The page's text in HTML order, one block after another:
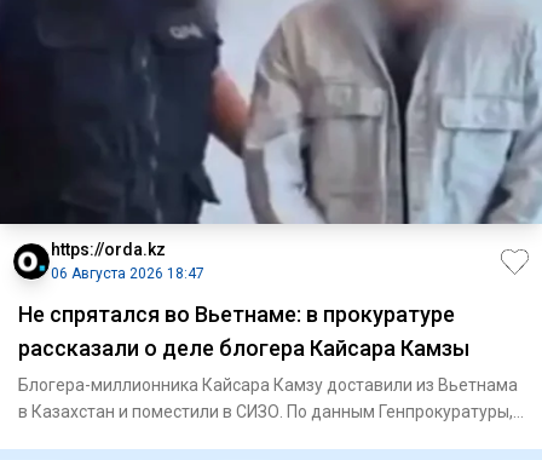
https://orda.kz
06 Августа 2026 18:47
Не спрятался во Вьетнаме: в прокуратуре
рассказали о деле блогера Кайсара Камзы
Блогера-миллионника Кайсара Камзу доставили из Вьетнама
в Казахстан и поместили в СИЗО. По данным Генпрокуратуры,